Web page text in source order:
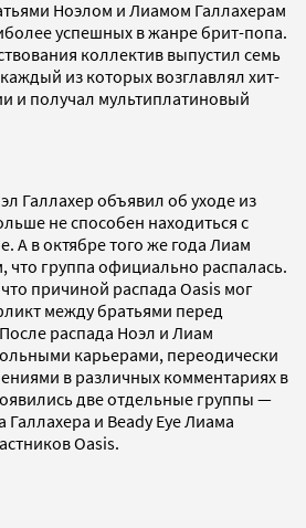
Ноэлом и Лиамом Галлахерам
успешных в жанре брит-попа.
коллектив выпустил семь
из которых возглавлял хит-
и получал мультиплатиновый
Галлахер объявил об уходе из
не способен находиться с
А в октябре того же года Лиам
что группа официально распалась.
причиной распада Oasis мог
между братьями перед
распада Ноэл и Лиам
карьерами, переодически
в различных комментариях в
две отдельные группы —
Галлахера и Beady Eye Лиама
Oasis.